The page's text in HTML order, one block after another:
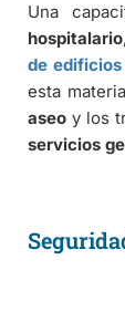
Una
hospitalario
de
esta
aseo y los
servicios